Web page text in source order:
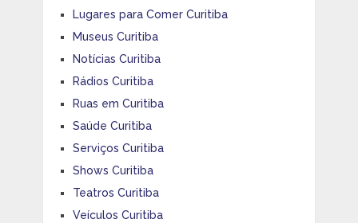
Lugares para Comer Curitiba
Museus Curitiba
Notícias Curitiba
Rádios Curitiba
Ruas em Curitiba
Saúde Curitiba
Serviços Curitiba
Shows Curitiba
Teatros Curitiba
Veículos Curitiba